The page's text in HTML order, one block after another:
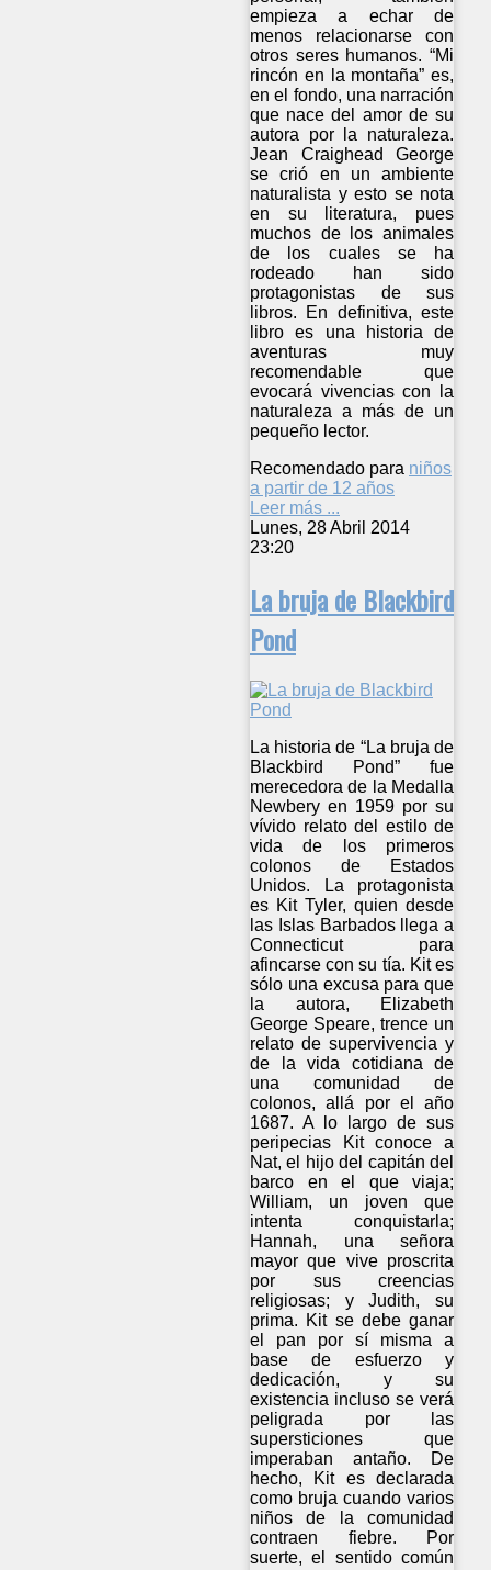
empieza a echar de
menos relacionarse con
otros seres humanos. “Mi
rincón en la montaña” es,
en el fondo, una narración
que nace del amor de su
autora por la naturaleza.
Jean Craighead George
se crió en un ambiente
naturalista y esto se nota
en su literatura, pues
muchos de los animales
de los cuales se ha
rodeado han sido
protagonistas de sus
libros. En definitiva, este
libro es una historia de
aventuras muy
recomendable que
evocará vivencias con la
naturaleza a más de un
pequeño lector.
Recomendado para niños
a partir de 12 años
Leer más ...
Lunes, 28 Abril 2014
23:20
La bruja de Blackbird
Pond
La historia de “La bruja de
Blackbird Pond” fue
merecedora de la Medalla
Newbery en 1959 por su
vívido relato del estilo de
vida de los primeros
colonos de Estados
Unidos. La protagonista
es Kit Tyler, quien desde
las Islas Barbados llega a
Connecticut para
afincarse con su tía. Kit es
sólo una excusa para que
la autora, Elizabeth
George Speare, trence un
relato de supervivencia y
de la vida cotidiana de
una comunidad de
colonos, allá por el año
1687. A lo largo de sus
peripecias Kit conoce a
Nat, el hijo del capitán del
barco en el que viaja;
William, un joven que
intenta conquistarla;
Hannah, una señora
mayor que vive proscrita
por sus creencias
religiosas; y Judith, su
prima. Kit se debe ganar
el pan por sí misma a
base de esfuerzo y
dedicación, y su
existencia incluso se verá
peligrada por las
supersticiones que
imperaban antaño. De
hecho, Kit es declarada
como bruja cuando varios
niños de la comunidad
contraen fiebre. Por
suerte, el sentido común